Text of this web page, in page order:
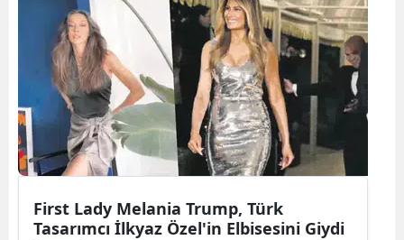
First Lady Melania Trump, Türk
Tasarımcı İlkyaz Özel'in Elbisesini Giydi